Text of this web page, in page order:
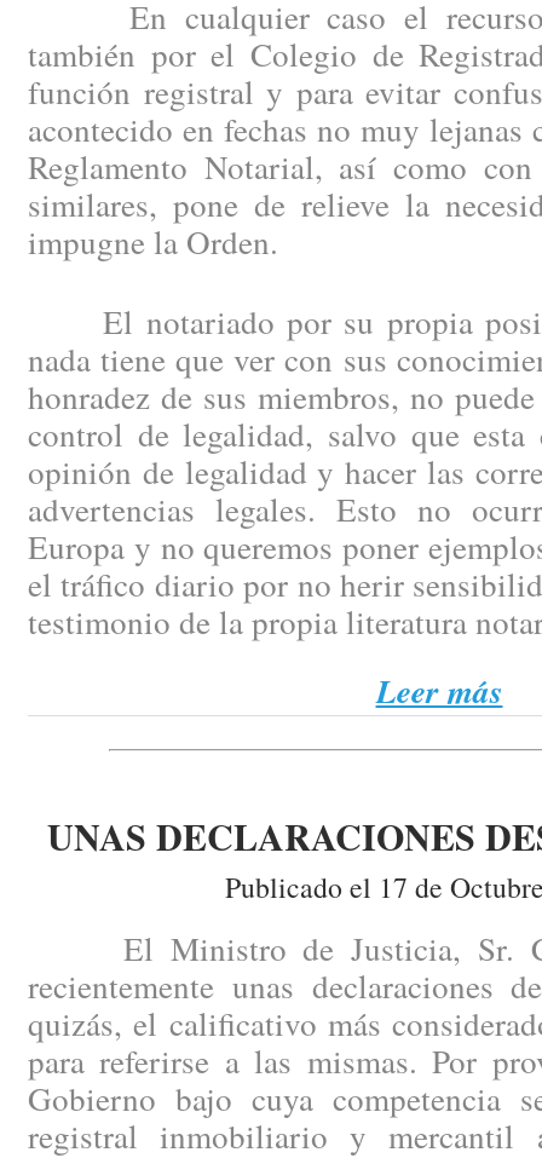
En cualquier caso el recurso
también por el Colegio de
función registral y para evitar
acontecido en fechas no muy
Reglamento Notarial, así como
similares, pone de relieve la
impugne la Orden.
El notariado por su propia
nada tiene que ver con sus
honradez de sus miembros, no
control de legalidad, salvo que
opinión de legalidad y hacer las
advertencias legales. Esto no
Europa y no queremos poner
el tráfico diario por no herir
testimonio de la propia literatura
Leer más
UNAS DECLARACIONES
Publicado el 17 de
El Ministro de Justicia, Sr.
recientemente unas declaraciones
quizás, el calificativo más
para referirse a las mismas. Por
Gobierno bajo cuya competencia
registral inmobiliario y mercantil